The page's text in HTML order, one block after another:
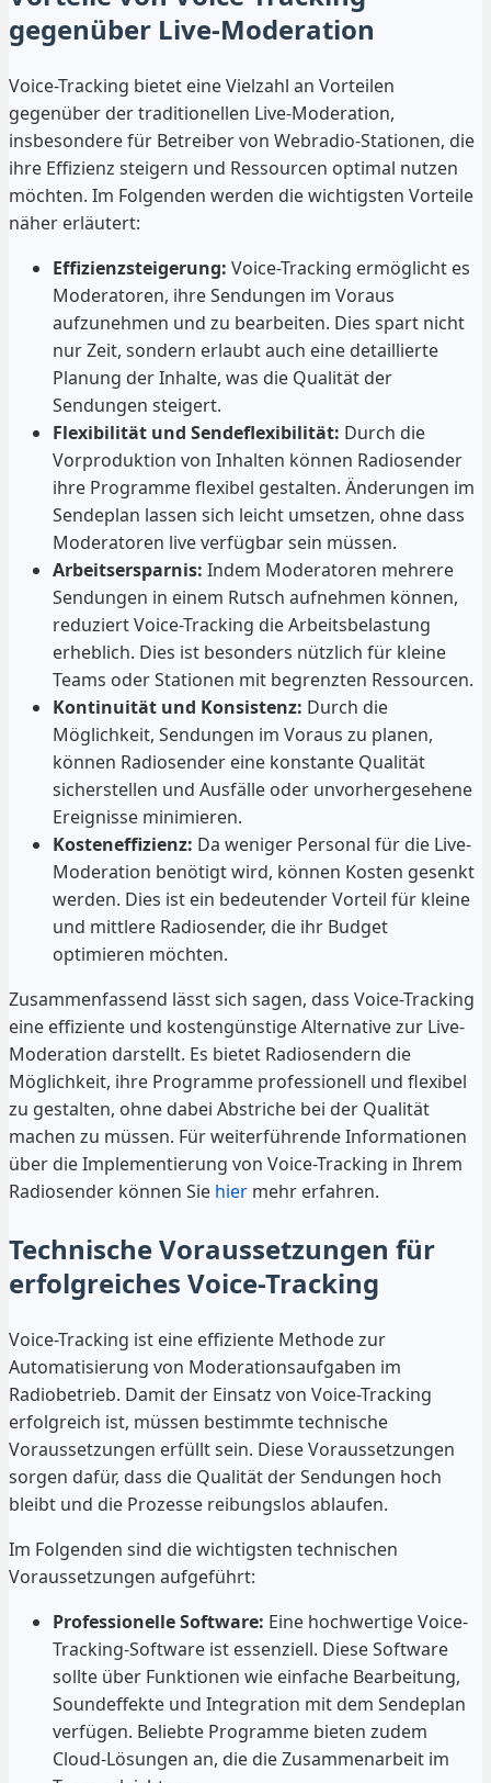
gegenüber Live-Moderation
Voice-Tracking bietet eine Vielzahl an Vorteilen
gegenüber der traditionellen Live-Moderation,
insbesondere für Betreiber von Webradio-Stationen, die
ihre Effizienz steigern und Ressourcen optimal nutzen
möchten. Im Folgenden werden die wichtigsten Vorteile
näher erläutert:
Effizienzsteigerung: Voice-Tracking ermöglicht es
Moderatoren, ihre Sendungen im Voraus
aufzunehmen und zu bearbeiten. Dies spart nicht
nur Zeit, sondern erlaubt auch eine detaillierte
Planung der Inhalte, was die Qualität der
Sendungen steigert.
Flexibilität und Sendeflexibilität: Durch die
Vorproduktion von Inhalten können Radiosender
ihre Programme flexibel gestalten. Änderungen im
Sendeplan lassen sich leicht umsetzen, ohne dass
Moderatoren live verfügbar sein müssen.
Arbeitsersparnis: Indem Moderatoren mehrere
Sendungen in einem Rutsch aufnehmen können,
reduziert Voice-Tracking die Arbeitsbelastung
erheblich. Dies ist besonders nützlich für kleine
Teams oder Stationen mit begrenzten Ressourcen.
Kontinuität und Konsistenz: Durch die
Möglichkeit, Sendungen im Voraus zu planen,
können Radiosender eine konstante Qualität
sicherstellen und Ausfälle oder unvorhergesehene
Ereignisse minimieren.
Kosteneffizienz: Da weniger Personal für die Live-
Moderation benötigt wird, können Kosten gesenkt
werden. Dies ist ein bedeutender Vorteil für kleine
und mittlere Radiosender, die ihr Budget
optimieren möchten.
Zusammenfassend lässt sich sagen, dass Voice-Tracking
eine effiziente und kostengünstige Alternative zur Live-
Moderation darstellt. Es bietet Radiosendern die
Möglichkeit, ihre Programme professionell und flexibel
zu gestalten, ohne dabei Abstriche bei der Qualität
machen zu müssen. Für weiterführende Informationen
über die Implementierung von Voice-Tracking in Ihrem
Radiosender können Sie hier mehr erfahren.
Technische Voraussetzungen für
erfolgreiches Voice-Tracking
Voice-Tracking ist eine effiziente Methode zur
Automatisierung von Moderationsaufgaben im
Radiobetrieb. Damit der Einsatz von Voice-Tracking
erfolgreich ist, müssen bestimmte technische
Voraussetzungen erfüllt sein. Diese Voraussetzungen
sorgen dafür, dass die Qualität der Sendungen hoch
bleibt und die Prozesse reibungslos ablaufen.
Im Folgenden sind die wichtigsten technischen
Voraussetzungen aufgeführt:
Professionelle Software: Eine hochwertige Voice-
Tracking-Software ist essenziell. Diese Software
sollte über Funktionen wie einfache Bearbeitung,
Soundeffekte und Integration mit dem Sendeplan
verfügen. Beliebte Programme bieten zudem
Cloud-Lösungen an, die die Zusammenarbeit im